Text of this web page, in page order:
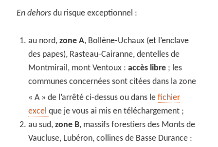
En dehors du risque exceptionnel :
au nord,zone A, Bollène-Uchaux (et l’enclave
des papes), Rasteau-Cairanne, dentelles de
Montmirail, mont Ventoux :accès libre ; les
communes concernées sont citées dans la zone
« A » de l’arrêté ci-dessus ou dans lefichier
excelque je vous ai mis en téléchargement ;
au sud,zone B, massifs forestiers des Monts de
Vaucluse, Lubéron, collines de Basse Durance :